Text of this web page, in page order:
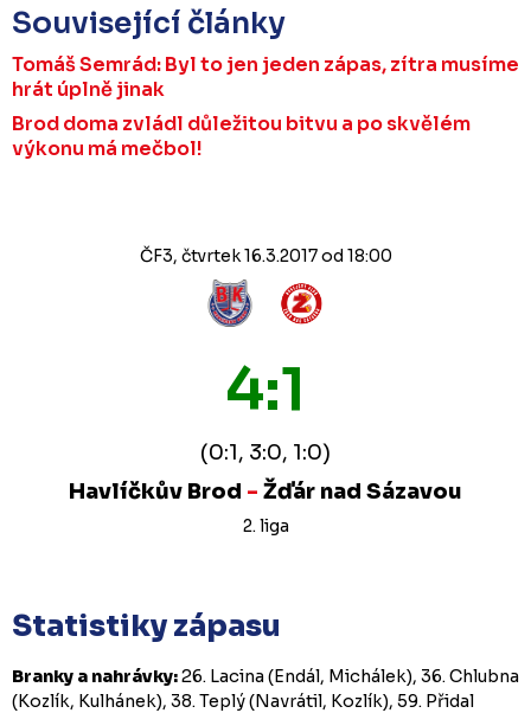
Související články
Tomáš Semrád: Byl to jen jeden zápas, zítra musíme
hrát úplně jinak
Brod doma zvládl důležitou bitvu a po skvělém
výkonu má mečbol!
ČF3, čtvrtek 16.3.2017 od 18:00
4:1
(0:1, 3:0, 1:0)
Havlíčkův Brod - Žďár nad Sázavou
2. liga
Statistiky zápasu
Branky a nahrávky:26. Lacina (Endál, Michálek), 36. Chlubna
(Kozlík, Kulhánek), 38. Teplý (Navrátil, Kozlík), 59. Přidal